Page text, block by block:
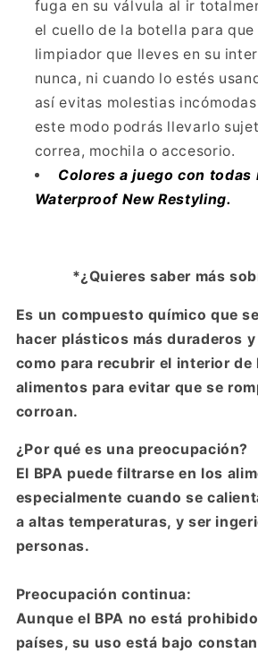
fuga en su válvula al ir
el cuello de la botella para
limpiador que lleves en su
nunca, ni cuando lo estés
así evitas molestias
este modo podrás llevarlo
correa, mochila o accesorio.
Colores a juego con todas
Waterproof New Restyling.
*¿Quieres saber más
Es un compuesto químico que
hacer plásticos más duraderos
como para recubrir el interior de
alimentos para evitar que se
corroan.
¿Por qué es una preocupación?
El BPA puede filtrarse en los
especialmente cuando se
a altas temperaturas, y ser
personas.
Preocupación continua:
Aunque el BPA no está
países, su uso está bajo